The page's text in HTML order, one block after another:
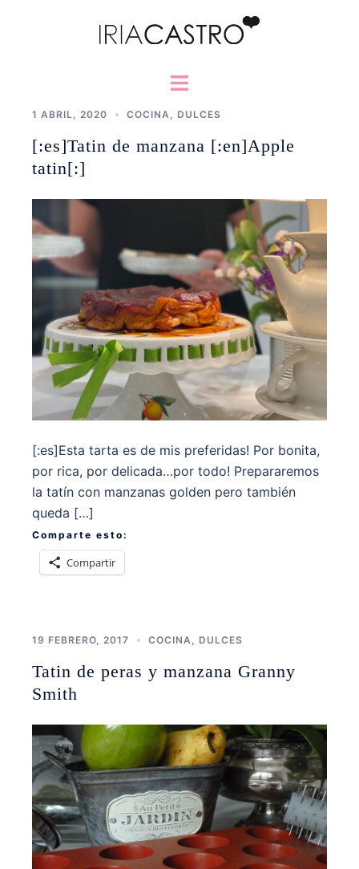
Alternar
1 ABRIL, 2020 COCINA DULCES
[:es]Tatin de manzana [:en]Apple
tatin[:]
[:es]Esta tarta es de mis preferidas! Por bonita,
por rica, por delicada…por todo! Prepararemos
la tatín con manzanas golden pero también
queda […]
Comparte esto:
Compartir
19 FEBRERO, 2017 COCINA DULCES
Tatin de peras y manzana Granny
Smith